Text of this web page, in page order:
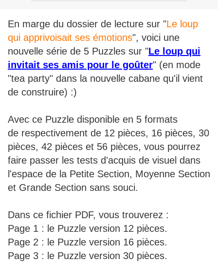
En marge du dossier de lecture sur "Le loup
qui apprivoisait ses émotions", voici une
nouvelle série de 5 Puzzles sur "Le loup qui
invitait ses amis pour le goûter" (en mode
"tea party" dans la nouvelle cabane qu'il vient
de construire) :)
Avec ce Puzzle disponible en 5 formats
de respectivement de 12 pièces, 16 pièces, 30
pièces, 42 pièces et 56 pièces, vous pourrez
faire passer les tests d'acquis de visuel dans
l'espace de la Petite Section, Moyenne Section
et Grande Section sans souci.
Dans ce fichier PDF, vous trouverez :
Page 1 : le Puzzle version 12 pièces.
Page 2 : le Puzzle version 16 pièces.
Page 3 : le Puzzle version 30 pièces.